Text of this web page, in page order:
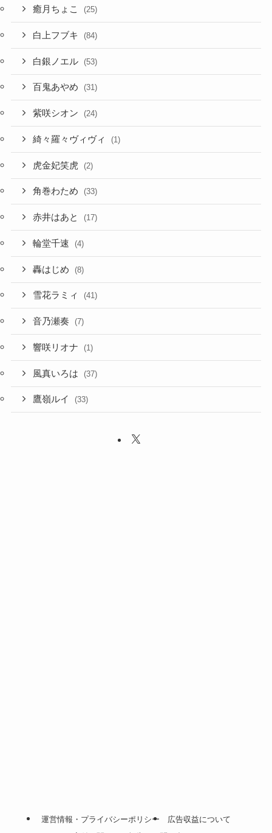
癒月ちょこ (25)
白上フブキ (84)
白銀ノエル (53)
百鬼あやめ (31)
紫咲シオン (24)
綺々羅々ヴィヴィ (1)
虎金妃笑虎 (2)
角巻わため (33)
赤井はあと (17)
輪堂千速 (4)
轟はじめ (8)
雪花ラミィ (41)
音乃瀬奏 (7)
響咲リオナ (1)
風真いろは (37)
鷹嶺ルイ (33)
運営情報・プライバシーポリシー
広告収益について